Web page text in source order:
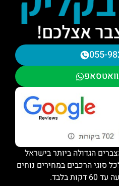
055-
הגדולה ביותר בישראל
סוגי הרכבים במחירים נוחים
בלבד.